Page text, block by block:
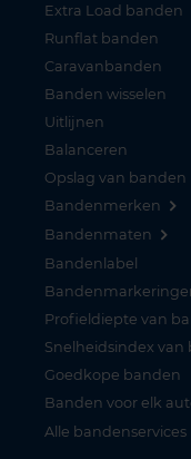
Extra Load banden
Runflat banden
Caravanbanden
Banden wisselen
Uitlijnen
Balanceren
Opslag van banden
Bandenmerken
Bandenmaten
Bandenlabel
Profieldiepte van
Snelheidsindex van
Goedkope banden
Banden voor elk
Alle bandenservices